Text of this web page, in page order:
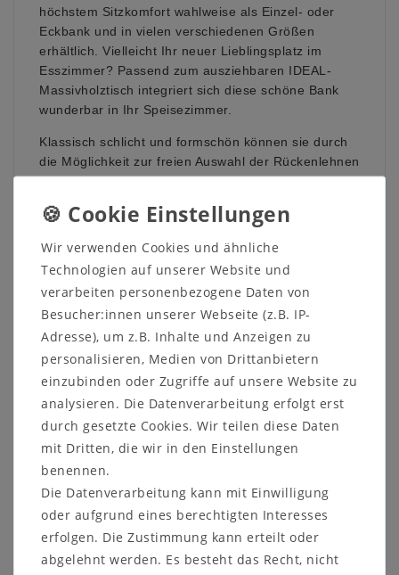
höchstem Sitzkomfort wahlweise als Einzel- oder
Eckbank und in vielen verschiedenen Größen
erhältlich. Vielleicht Ihr neuer Lieblingsplatz im
Esszimmer? Passend zum ausziehbaren IDEAL-
Massivholztisch integriert sich diese schöne Bank
wunderbar in Ihr Speisezimmer.
Klassisch schlicht und formschön können sie durch
die Möglichkeit zur freien Auswahl der Rückenlehnen
und Sitzflächen aus dieser Bank ein optisches
hochwertigen Polstern ist sie nicht nur bequem,
sondern schmückt jede Essecke.
4-Fuß-Esstisch mit Auszugfunktion
Maße:
Tischplattenstärke: 30 mm
Tischhöhe: 76 cm
Beinfreiheit: 64 cm
Variante mit Funktion F3 mit Gestellauszug:
mit 60 cm Einlegeplatte, wahlweise
140/200x80, 160/220x80, 180/240x80
Wir verwenden Cookies und ähnliche
Technologien auf unserer Website und
verarbeiten personenbezogene Daten von
Besucher:innen unserer Webseite (z.B. IP-
Adresse), um z.B. Inhalte und Anzeigen zu
personalisieren, Medien von Drittanbietern
einzubinden oder Zugriffe auf unsere Website zu
analysieren. Die Datenverarbeitung erfolgt erst
durch gesetzte Cookies. Wir teilen diese Daten
mit Dritten, die wir in den Einstellungen
benennen.
Die Datenverarbeitung kann mit Einwilligung
oder aufgrund eines berechtigten Interesses
erfolgen. Die Zustimmung kann erteilt oder
abgelehnt werden. Es besteht das Recht, nicht